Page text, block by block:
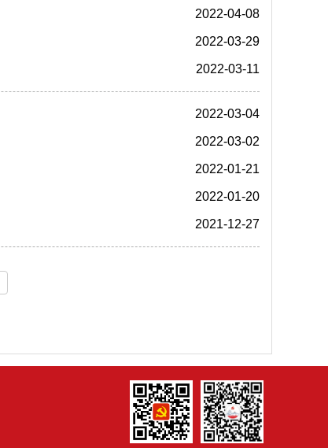
2022-04-08
2022-03-29
2022-03-11
2022-03-04
2022-03-02
2022-01-21
2022-01-20
2021-12-27